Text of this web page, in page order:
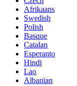
Afrikaans
Swedish
Polish
Basque
Catalan
Esperanto
Hindi
Lao
Albanian